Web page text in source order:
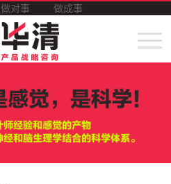
做对事 做成事